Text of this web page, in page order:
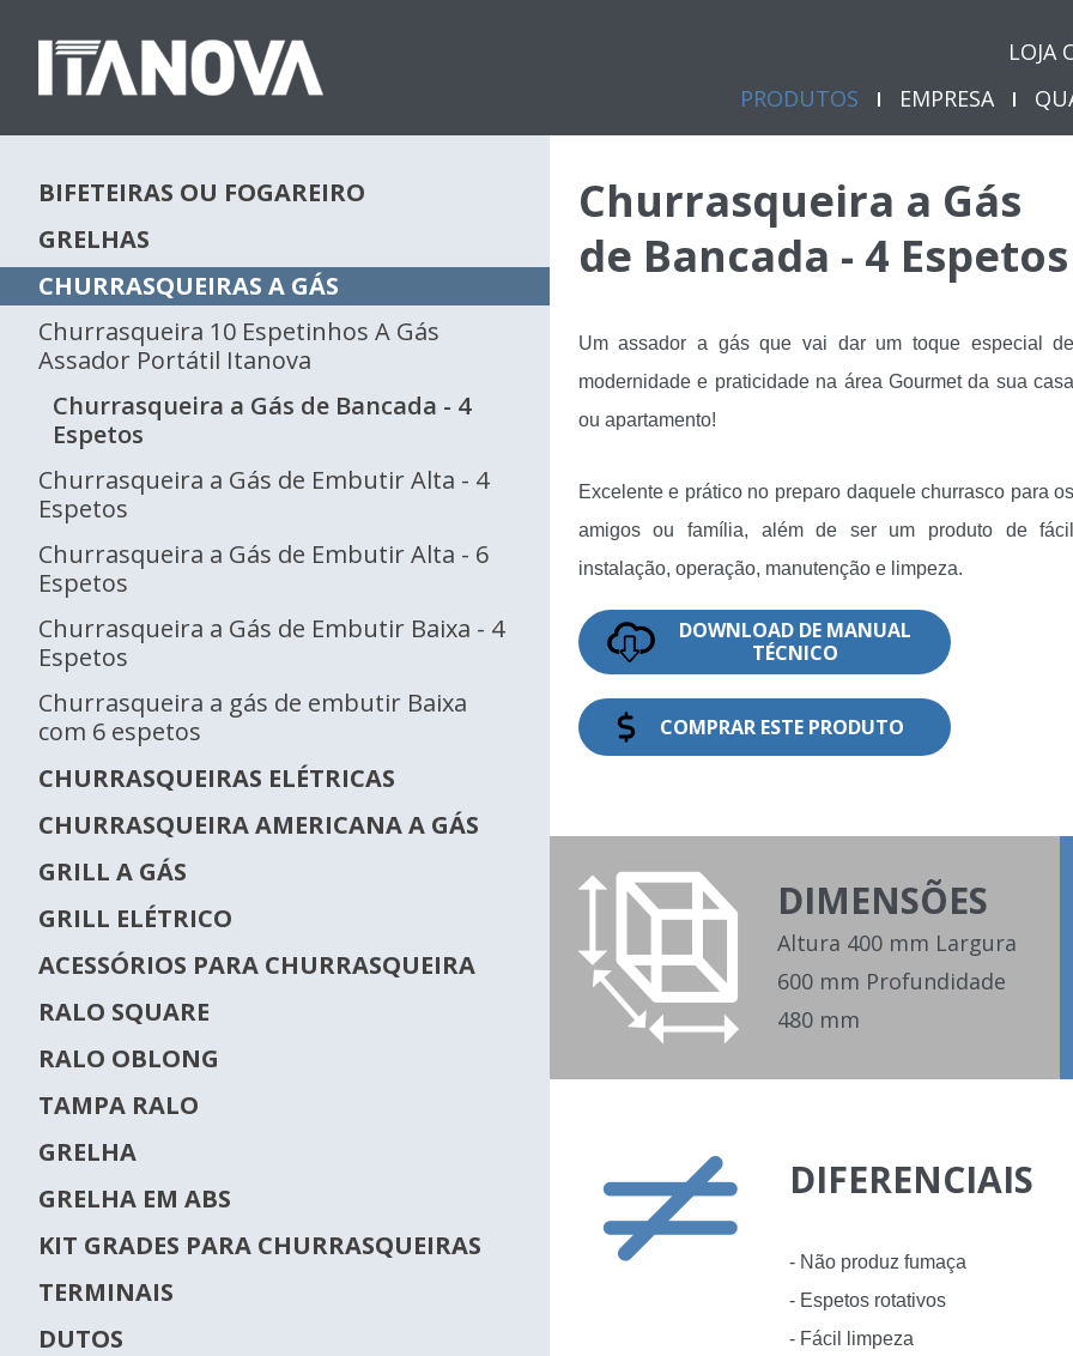
LOJA
PRODUTOS
EMPRESA
BIFETEIRAS OU FOGAREIRO
GRELHAS
CHURRASQUEIRAS A GÁS
Churrasqueira 10 Espetinhos A Gás
Assador Portátil Itanova
Churrasqueira a Gás de Bancada - 4
Espetos
Churrasqueira a Gás de Embutir Alta - 4
Espetos
Churrasqueira a Gás de Embutir Alta - 6
Espetos
Churrasqueira a Gás de Embutir Baixa - 4
Espetos
Churrasqueira a gás de embutir Baixa
com 6 espetos
CHURRASQUEIRAS ELÉTRICAS
CHURRASQUEIRA AMERICANA A GÁS
GRILL A GÁS
GRILL ELÉTRICO
ACESSÓRIOS PARA CHURRASQUEIRA
RALO SQUARE
RALO OBLONG
TAMPA RALO
GRELHA
GRELHA EM ABS
KIT GRADES PARA CHURRASQUEIRAS
TERMINAIS
DUTOS
Churrasqueira a Gás
de Bancada - 4 Espetos
Um assador a gás que vai dar um toque especial de
modernidade e praticidade na área Gourmet da sua casa
ou apartamento!
Excelente e prático no preparo daquele churrasco para os
amigos ou família, além de ser um produto de fácil
instalação, operação, manutenção e limpeza.
DOWNLOAD DE MANUAL
TÉCNICO
COMPRAR ESTE PRODUTO
DIMENSÕES
Altura 400 mm Largura
600 mm Profundidade
480 mm
DIFERENCIAIS
- Não produz fumaça
- Espetos rotativos
- Fácil limpeza